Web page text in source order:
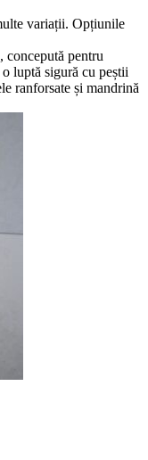
variații. Opțiunile
concepută pentru
luptă sigură cu peștii
ranforsate și mandrină